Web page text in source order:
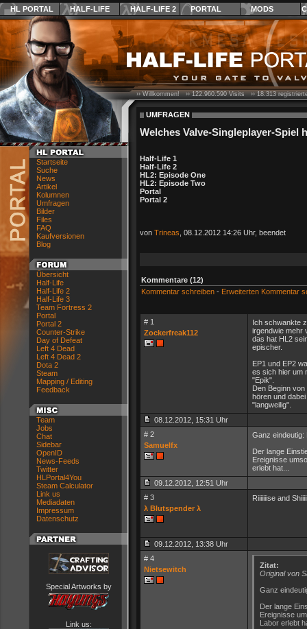
HL PORTAL HALF-LIFE HALF-LIFE 2 PORTAL MODS
Startseite
Suche
News
Artikel
Kolumnen
Umfragen
Bilder
Files
FAQ
Kaufversionen
Blog
Übersicht
Half-Life
Half-Life 2
Half-Life 3
Team Fortress 2
Portal
Portal 2
Counter-Strike
Day of Defeat
Left 4 Dead
Left 4 Dead 2
Dota 2
Steam
Mapping / Editing
Feedback
Team
Jobs
Chat
Sidebar
OpenID
News-Feeds
Twitter
HLPortal4You
Steam Calculator
Link us
Mediadaten
Impressum
Datenschutz
Special Artworks by
Link us:
›› Willkommen! ››122.960.590Visits ››18.313
UMFRAGEN
Welches Valve-Singleplayer-Spiel
Half-Life 1
Half-Life 2
HL2: Episode One
HL2: Episode Two
Portal
Portal 2
von Trineas , 08.12.2012 14:26 Uhr, beendet
Kommentare (12)
Kommentar schreiben - Erweiterten Kommentar
# 1
Zockerfreak112
Ich schwankte
irgendwie mehr
das hat HL2
epischer.
EP1 und EP2
es sich hier um
"Epik".
Den Beginn
hören und
"langweilig".
08.12.2012, 15:31 Uhr
# 2
Samuelfx
Ganz eindeutig:
Der lange
Ereignisse
erlebt hat...
09.12.2012, 12:51 Uhr
# 3
λ Blutspender λ
Riiiiiiise and
09.12.2012, 13:38 Uhr
# 4
Nietsewitch
Zitat:
Original von
Ganz
Der lange
Ereignisse
Labor erlebt